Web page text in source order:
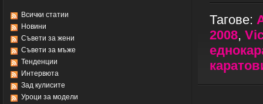
Всички статии
Новини
Съвети за жени
Съвети за мъже
Тенденции
Интервюта
Зад кулисите
Уроци за модели
Тагове:
2008,